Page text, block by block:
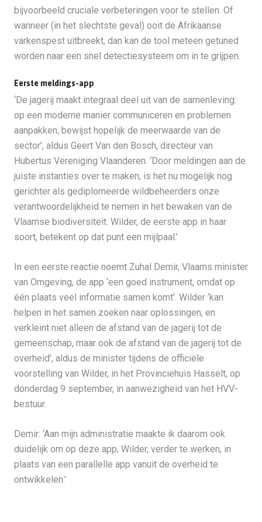
bijvoorbeeld cruciale verbeteringen voor te stellen. Of
wanneer (in het slechtste geval) ooit de Afrikaanse
varkenspest uitbreekt, dan kan de tool meteen getuned
worden naar een snel detectiesysteem om in te grijpen.
Eerste meldings-app
‘De jagerij maakt integraal deel uit van de samenleving:
op een moderne manier communiceren en problemen
aanpakken, bewijst hopelijk de meerwaarde van de
sector’, aldus Geert Van den Bosch, directeur van
Hubertus Vereniging Vlaanderen. ‘Door meldingen aan de
juiste instanties over te maken, is het nu mogelijk nog
gerichter als gediplomeerde wildbeheerders onze
verantwoordelijkheid te nemen in het bewaken van de
Vlaamse biodiversiteit. Wilder, de eerste app in haar
soort, betekent op dat punt een mijlpaal.’
In een eerste reactie noemt Zuhal Demir, Vlaams minister
van Omgeving, de app ‘een goed instrument, omdat op
één plaats veel informatie samen komt’. Wilder ‘kan
helpen in het samen zoeken naar oplossingen, en
verkleint niet alleen de afstand van de jagerij tot de
gemeenschap, maar ook de afstand van de jagerij tot de
overheid’, aldus de minister tijdens de officiële
voorstelling van Wilder, in het Provinciehuis Hasselt, op
donderdag 9 september, in aanwezigheid van het HVV-
bestuur.
Demir: ‘Aan mijn administratie maakte ik daarom ook
duidelijk om op deze app, Wilder, verder te werken, in
plaats van een parallelle app vanuit de overheid te
ontwikkelen.’